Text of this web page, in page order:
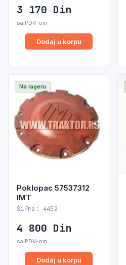
3 170 Din
sa PDV-om
Dodaj u korpu
Na lageru
Poklopac 57537312
IMT
Šifra: 4452
4 800 Din
sa PDV-om
Dodaj u korpu